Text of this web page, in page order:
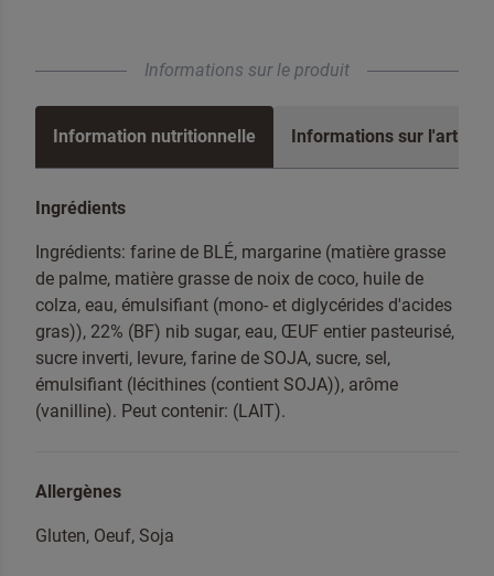
Informations sur le produit
Information nutritionnelle Informations sur l'article
Ingrédients
Ingrédients: farine de BLÉ, margarine (matière grasse
de palme, matière grasse de noix de coco, huile de
colza, eau, émulsifiant (mono- et diglycérides d'acides
gras)), 22% (BF) nib sugar, eau, ŒUF entier pasteurisé,
sucre inverti, levure, farine de SOJA, sucre, sel,
émulsifiant (lécithines (contient SOJA)), arôme
(vanilline). Peut contenir: (LAIT).
Allergènes
Gluten, Oeuf, Soja
Pour lutter contre le spam, sélectionnez leCrêpes